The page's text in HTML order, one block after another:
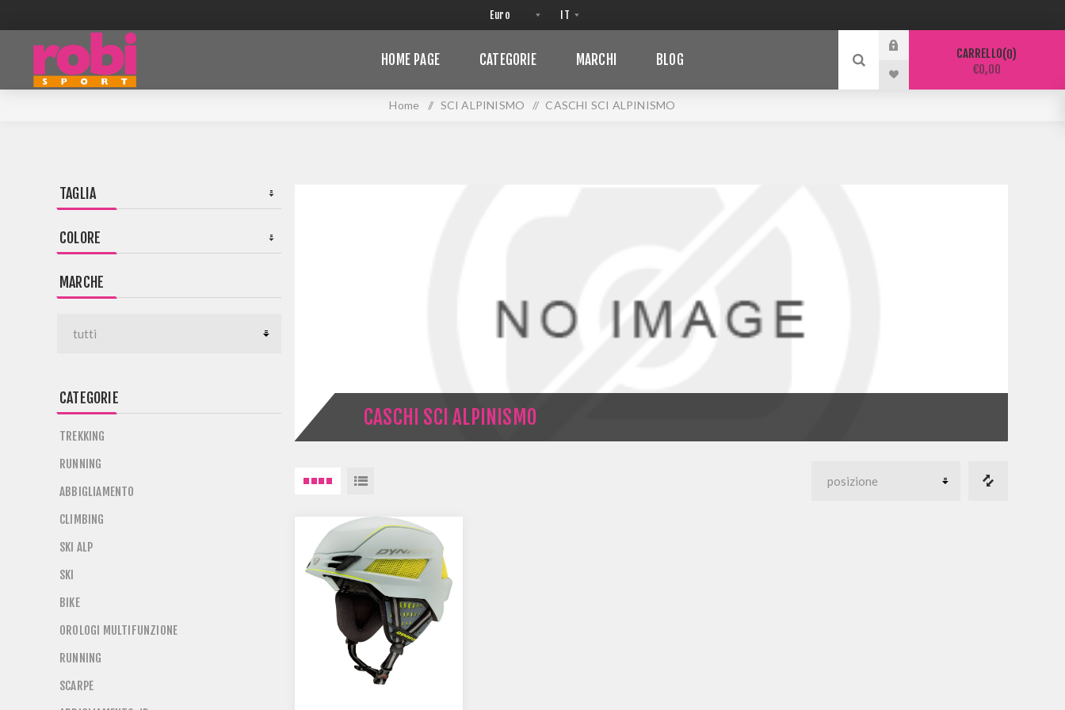
HOME PAGE CATEGORIE MARCHI BLOG CARRELLO 0
€0,00
Home / SCI ALPINISMO / CASCHI SCI ALPINISMO
CASCHI SCI ALPINISMO
TAGLIA
COLORE
MARCHE
CATEGORIE
TREKKING
RUNNING
ABBIGLIAMENTO
CLIMBING
SKI ALP
SKI
BIKE
OROLOGI MULTIFUNZIONE
RUNNING
SCARPE